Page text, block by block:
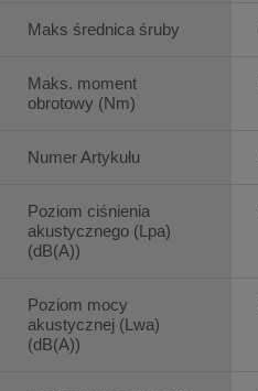
Maks średnica śruby
Maks. moment
obrotowy (Nm)
Numer Artykułu
Poziom ciśnienia
akustycznego (Lpa)
(dB(A))
Poziom mocy
akustycznej (Lwa)
(dB(A))